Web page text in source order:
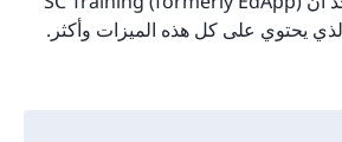
يحتوي على كل هذه الميزات وأكثر.